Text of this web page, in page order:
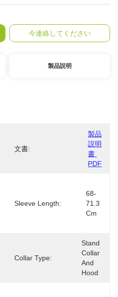
今連絡してください
製品説明
文書:
製品
説明
書
PDF
Sleeve Length:
68-
71.3
Cm
Collar Type:
Stand
Collar
And
Hood